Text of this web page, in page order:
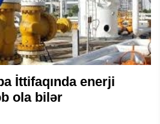
İttifaqında enerji
ola bilər